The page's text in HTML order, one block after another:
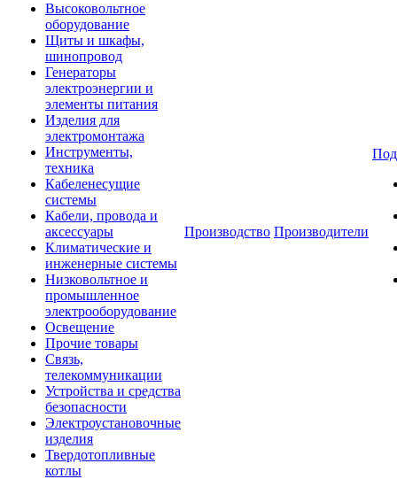
Высоковольтное
оборудование
Щиты и шкафы,
шинопровод
Генераторы
электроэнергии и
элементы питания
Изделия для
электромонтажа
Инструменты,
техника
Кабеленесущие
системы
Кабели, провода и
аксессуары
Климатические и
инженерные системы
Низковольтное и
промышленное
электрооборудование
Освещение
Прочие товары
Связь,
телекоммуникации
Устройства и средства
безопасности
Электроустановочные
изделия
Твердотопливные
котлы
Производство Производители